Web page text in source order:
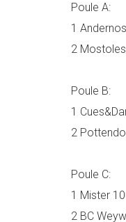
Poule A:
1
2
Poule B:
1
2
Poule C:
1 Mister
2 BC